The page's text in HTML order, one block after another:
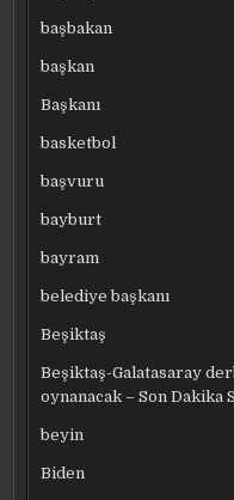
başbakan
başkan
Başkanı
basketbol
başvuru
bayburt
bayram
belediye başkanı
Beşiktaş
Beşiktaş-Galatasaray
oynanacak – Son Dakika
beyin
Biden